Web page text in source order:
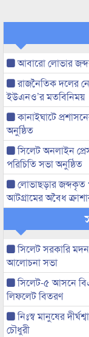
আবারো লোভার
রাজনৈতিক দলের
ইউএনও’র মতবিনিময়
কানাইঘাটে
অনুষ্ঠিত
সিলেট অনলাইন
পরিচিতি সভা অনুষ্ঠিত
লোভাছড়ার জব্দকৃত
আটগ্রামের অবৈধ
সিলেট সরকারি
আলোচনা সভা
সিলেট-৫ আসনে
লিফলেট বিতরণ
নিঃস্ব মানুষের
চৌধুরী